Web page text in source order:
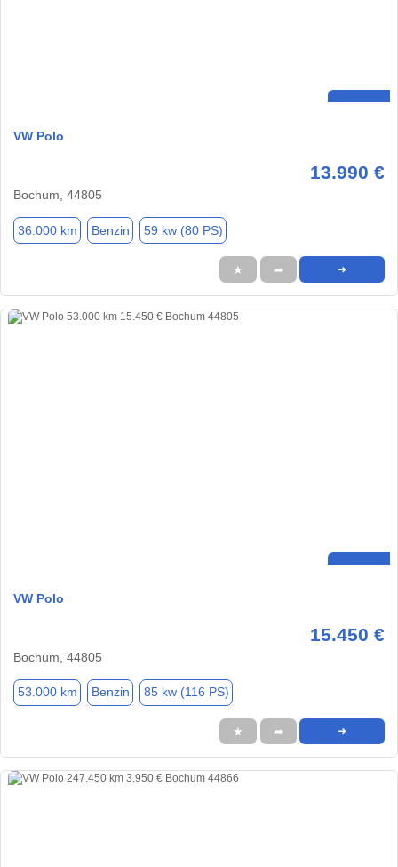
VW Polo
13.990 €
Bochum, 44805
36.000 km Benzin 59 kw (80 PS)
★ ➦ ➜
VW Polo
15.450 €
Bochum, 44805
53.000 km Benzin 85 kw (116 PS)
★ ➦ ➜